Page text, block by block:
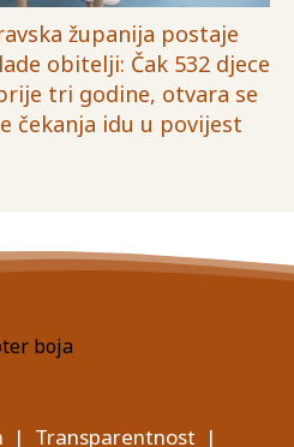
županija postaje
obitelji: Čak 532 djece
tri godine, otvara se
čekanja idu u povijest
| Transparentnost |